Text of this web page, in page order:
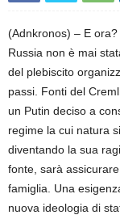
(Adnkronos) – E
Russia non è mai
del plebiscito
passi. Fonti del
un Putin deciso a
regime la cui natura
diventando la sua
fonte, sarà
famiglia. Una
nuova ideologia di